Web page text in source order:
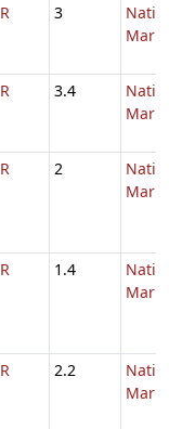
R 3
R 3.4
R 2
R 1.4
R 2.2